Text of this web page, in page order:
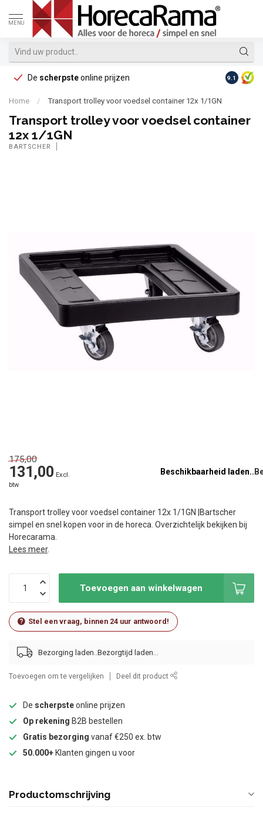
MENU
De scherpsteonline prijzen Op
9.1
Home / Transport trolley voor voedsel container 12x 1/1GN
Transport trolley voor voedsel container
12x 1/1GN
BARTSCHER
175,00
131,00 Excl.
btw
Beschikbaarheid laden..
Transport trolley voor voedsel container 12x 1/1GN |Bartscher
simpel en snel kopen voor in de horeca. Overzichtelijk bekijken bij
Horecarama.
Lees meer.
Toevoegen aan winkelwagen
Stel een vraag, binnen 24 uur antwoord!
Bezorging laden..
Toevoegen om te vergelijken Deel dit product
De scherpsteonline prijzen
Op rekening B2B bestellen
Gratis bezorging vanaf €250 ex. btw
50.000+ Klanten gingen u voor
Productomschrijving